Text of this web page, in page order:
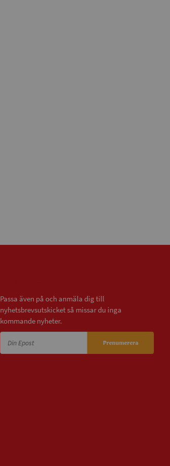
Passa även på och anmäla dig till
nyhetsbrevsutskicket så missar du inga
kommande nyheter.
Prenumerera